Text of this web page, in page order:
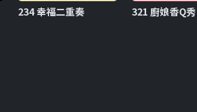
234 幸福二重奏 321 廚娘香Q秀